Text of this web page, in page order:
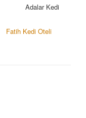
Adalar Kedi
Fatih Kedi Oteli